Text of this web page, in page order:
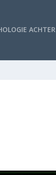
ACHTER